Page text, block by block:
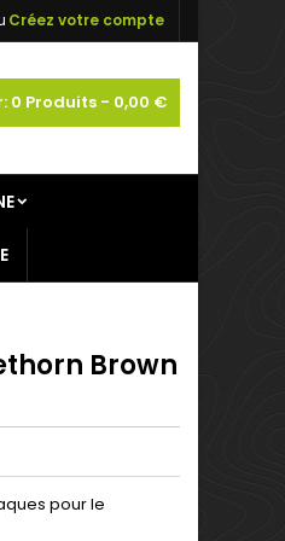
Créez votre compte
0 Produits - 0,00 €
Brown
pour le